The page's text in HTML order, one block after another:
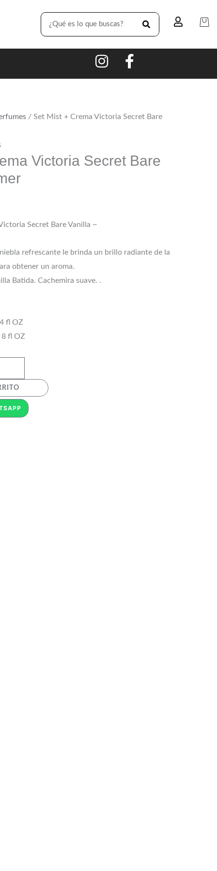
SEARCH
/ Set Mist + Crema Victoria Secret Bare
Victoria Secret Bare
Secret Bare Vanilla ~
refrescante le brinda un brillo radiante de la
obtener un aroma.
Batida. Cachemira suave. .
fl OZ
fl OZ